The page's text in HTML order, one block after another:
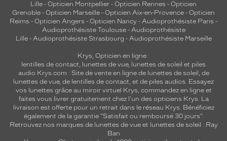
Lille - Opticien Montpellier - Opticien Rennes - Opticien
Grenoble - Opticien Marseille - Opticien Aix-en-Provence - Opticien
Reims - Opticien Angers - Opticien Nancy - Audioprothésiste Paris -
Audioprothésiste Toulouse- Audioprothésiste
Lille- Audioprothésiste Strasbourg - Audioprothésiste Marseille
Krys, Opticien en ligne :
lentilles de contact, lunettes de vue, lunettes de soleil et piles
audio Krys.com : Site de vente en ligne de lunettes de soleil, de
lunettes de vue, de lentilles de contact, et de piles audios. Essayez
vos lunettes grâce au miroir virtuel Krys, commandez en ligne et
faites vous livrer gratuitement chez l'un des opticiens Krys. La
livraison est offerte pour un retrait dans le réseau Krys. Bénéficiez
également de la garantie "Satisfait ou remboursé 30 jours".
Retrouvez nos marques de lunettes de vue et lunettes de soleil : Ray
Ban